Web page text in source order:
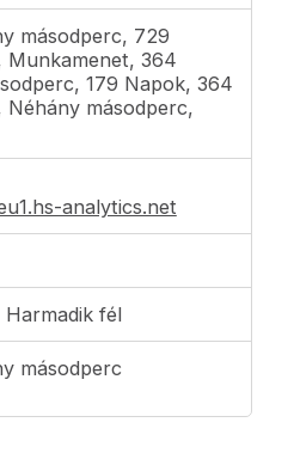
másodperc, 729
Munkamenet, 364
179 Napok, 364
másodperc,
analytics.net
Harmadik fél
másodperc